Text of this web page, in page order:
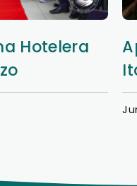
Hotelera